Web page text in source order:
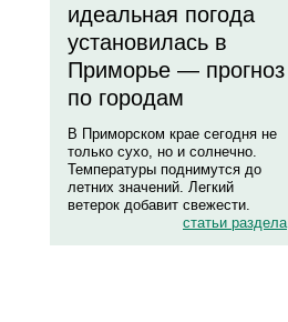
идеальная погода
установилась в
Приморье — прогноз
по городам
В Приморском крае сегодня не
только сухо, но и солнечно.
Температуры поднимутся до
летних значений. Легкий
ветерок добавит свежести.
статьи раздела